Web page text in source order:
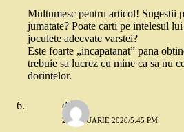
Multumesc pentru articol! Sugestii
jumatate? Poate carti pe intelesul
joculete adecvate varstei?
Este foarte „incapatanat” pana
trebuie sa lucrez cu mine ca sa nu
dorintelor.
deea
21 IANUARIE 2020/5:45 PM